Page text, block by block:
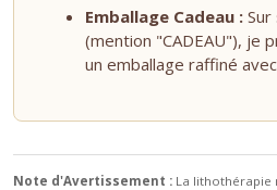
Emballage Cadeau :
(mention "CADEAU"), je
un emballage raffiné
Note d'Avertissement : La lithothérapie